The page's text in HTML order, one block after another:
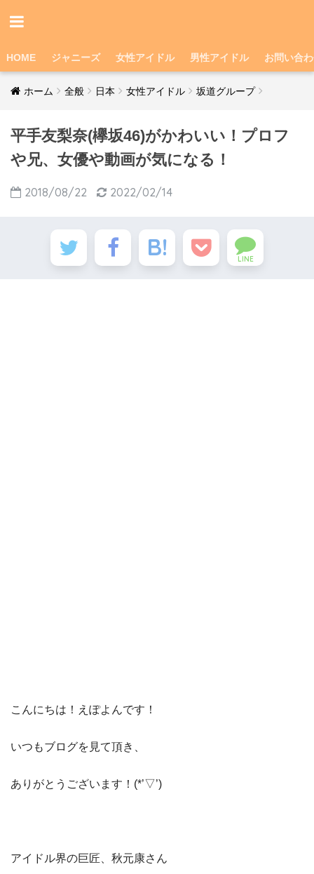
HOME ジャニーズ 女性アイドル 男性アイドル お問い合
ホーム 全般 日本 女性アイドル 坂道グループ
平手友梨奈(欅坂46)がかわいい！プロフ
や兄、女優や動画が気になる！
2018/08/22 2022/02/14
LINE
こんにちは！えぽよんです！
いつもブログを見て頂き、
ありがとうございます！(*’▽’)
アイドル界の巨匠、秋元康さん